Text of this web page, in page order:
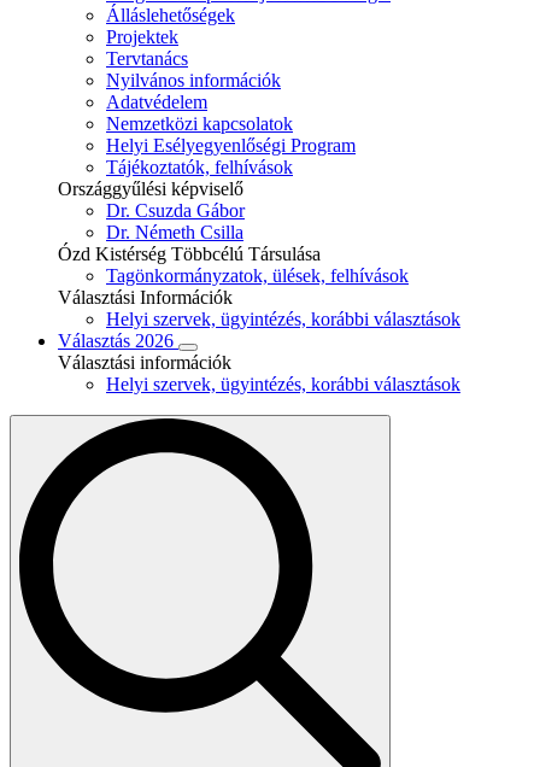
Álláslehetőségek
Projektek
Tervtanács
Nyilvános információk
Adatvédelem
Nemzetközi kapcsolatok
Helyi Esélyegyenlőségi Program
Tájékoztatók, felhívások
Országgyűlési képviselő
Dr. Csuzda Gábor
Dr. Németh Csilla
Ózd Kistérség Többcélú Társulása
Tagönkormányzatok, ülések, felhívások
Választási Információk
Helyi szervek, ügyintézés, korábbi választások
Választás 2026
Választási információk
Helyi szervek, ügyintézés, korábbi választások